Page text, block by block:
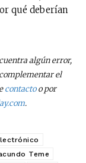
qué deberían
algún error,
el
contactoo por
.
Teme